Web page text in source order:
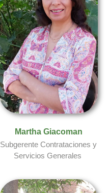
Martha Giacoman​
Subgerente Contrataciones y
Servicios Generales